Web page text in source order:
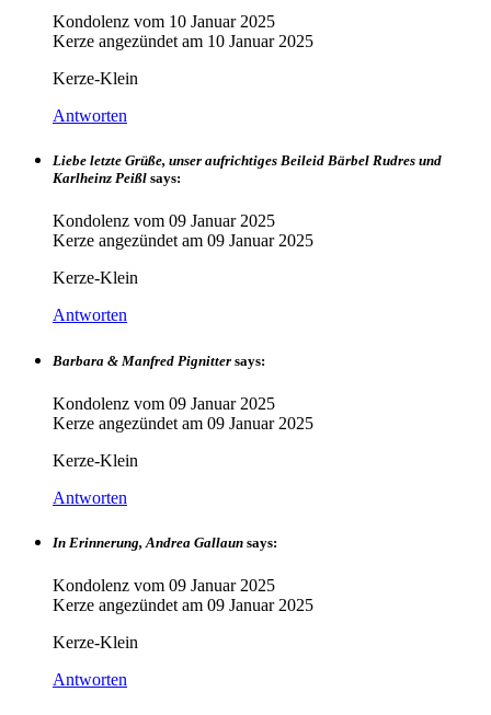
Kondolenz vom 10 Januar 2025
Kerze angezündet am 10 Januar 2025
Kerze-Klein
Antworten
Liebe letzte Grüße, unser aufrichtiges Beileid Bärbel Rudres und
Karlheinz Peißl says:
Kondolenz vom 09 Januar 2025
Kerze angezündet am 09 Januar 2025
Kerze-Klein
Antworten
Barbara & Manfred Pignitter says:
Kondolenz vom 09 Januar 2025
Kerze angezündet am 09 Januar 2025
Kerze-Klein
Antworten
In Erinnerung, Andrea Gallaun says:
Kondolenz vom 09 Januar 2025
Kerze angezündet am 09 Januar 2025
Kerze-Klein
Antworten